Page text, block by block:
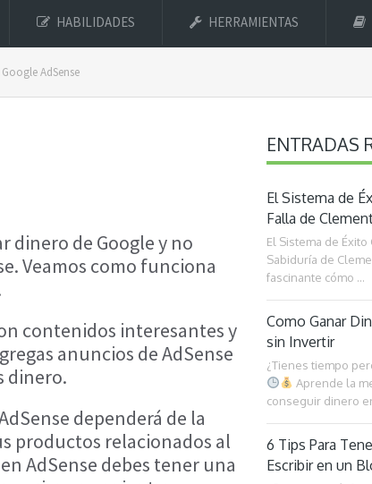
HABILIDADES HERRAMIENTAS
AdSense
dinero de Google y no
Veamos como funciona
contenidos interesantes y
anuncios de AdSense
dinero.
dependerá de la
productos relacionados al
AdSense debes tener una
ENTRADAS
El Sistema de
Falla de
El Sistema de Éxito
Sabiduría de
fascinante cómo …
Como Ganar
sin Invertir
¿Tienes tiempo
Aprende la
conseguir dinero
6 Tips Para
Escribir en un